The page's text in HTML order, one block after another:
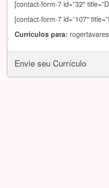
[contact-form-7 id=”32″
[contact-form-7 id=”107″
Currículos para:
Envie seu Currículo